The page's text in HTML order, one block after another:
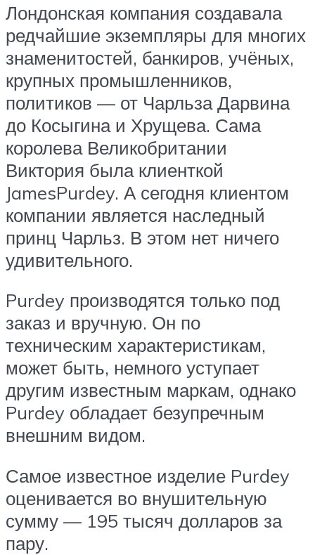
Лондонская компания создавала
редчайшие экземпляры для многих
знаменитостей, банкиров, учёных,
крупных промышленников,
политиков — от Чарльза Дарвина
до Косыгина и Хрущева. Сама
королева Великобритании
Виктория была клиенткой
JamesPurdey. А сегодня клиентом
компании является наследный
принц Чарльз. В этом нет ничего
удивительного.
Purdey производятся только под
заказ и вручную. Он по
техническим характеристикам,
может быть, немного уступает
другим известным маркам, однако
Purdey обладает безупречным
внешним видом.
Самое известное изделие Purdey
оценивается во внушительную
сумму — 195 тысяч долларов за
пару.